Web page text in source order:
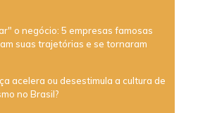
o negócio: 5 empresas famosas
suas trajetórias e se tornaram
acelera ou desestimula a cultura de
no Brasil?